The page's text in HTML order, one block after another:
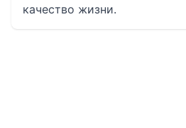
качество жизни.